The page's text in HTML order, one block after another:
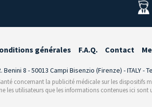
générales F.A.Q. Contact
Benini 8 - 50013 Campi Bisenzio (Firenze) - ITALY -
concernant la publicité médicale sur les
les utilisateurs que les informations contenues ici sont